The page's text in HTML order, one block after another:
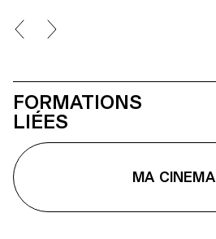
FORMATIONS
LIÉES
MA CINEMA